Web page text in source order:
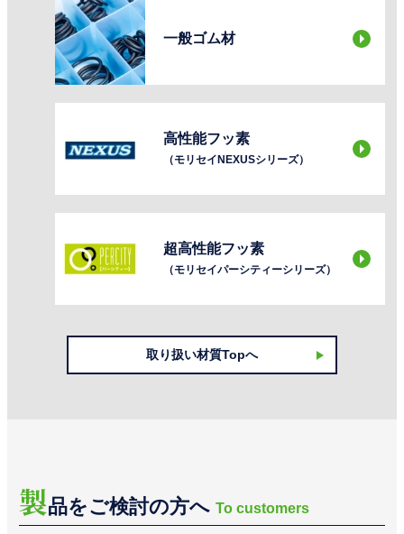
一般ゴム材
高性能フッ素
（モリセイNEXUSシリーズ）
超高性能フッ素
（モリセイパーシティーシリーズ）
取り扱い材質Topへ
製品をご検討の方へ To customers